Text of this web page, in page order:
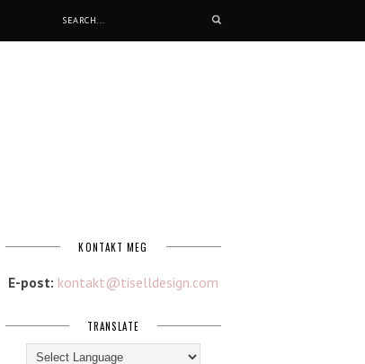
KONTAKT MEG
E-post: kontakt@tiselldesign.com
TRANSLATE